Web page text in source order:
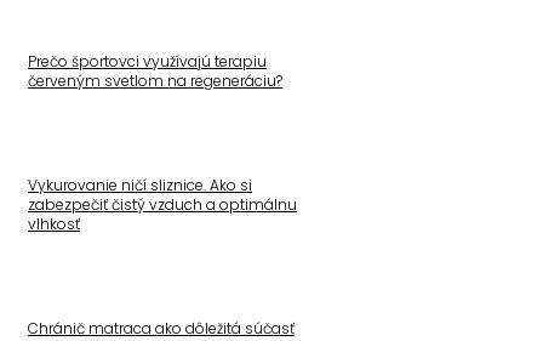
Prečo športovci využívajú terapiu
červeným svetlom na regeneráciu?
Vykurovanie ničí sliznice. Ako si
zabezpečiť čistý vzduch a optimálnu
vlhkosť
Chránič matraca ako dôležitá súčasť